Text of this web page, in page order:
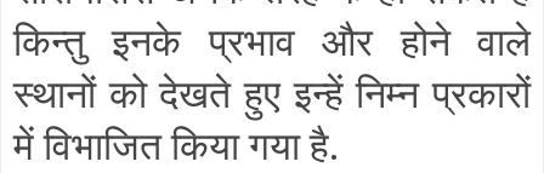
किन्तु इनके प्रभाव और होने वाले
स्थानों को देखते हुए इन्हें निम्न प्रकारों
में विभाजित किया गया है.